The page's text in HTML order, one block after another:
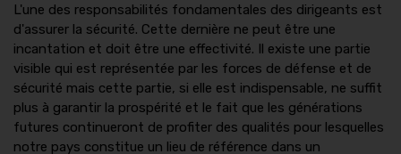
L'une des responsabilités fondamentales des dirigeants est
d'assurer la sécurité. Cette dernière ne peut être une
incantation et doit être une effectivité. Il existe une partie
visible qui est représentée par les forces de défense et de
sécurité mais cette partie, si elle est indispensable, ne suffit
plus à garantir la prospérité et le fait que les générations
futures continueront de profiter des qualités pour lesquelles
notre pays constitue un lieu de référence dans un